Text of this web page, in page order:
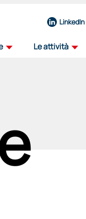
LinkedIn
del nostro nucleo operativo
Le attività